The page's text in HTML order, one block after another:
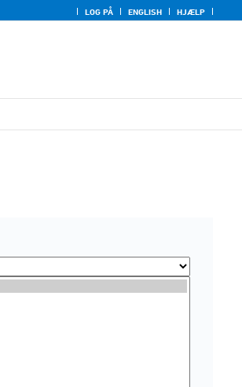
LOG PÅ ENGLISH HJÆLP